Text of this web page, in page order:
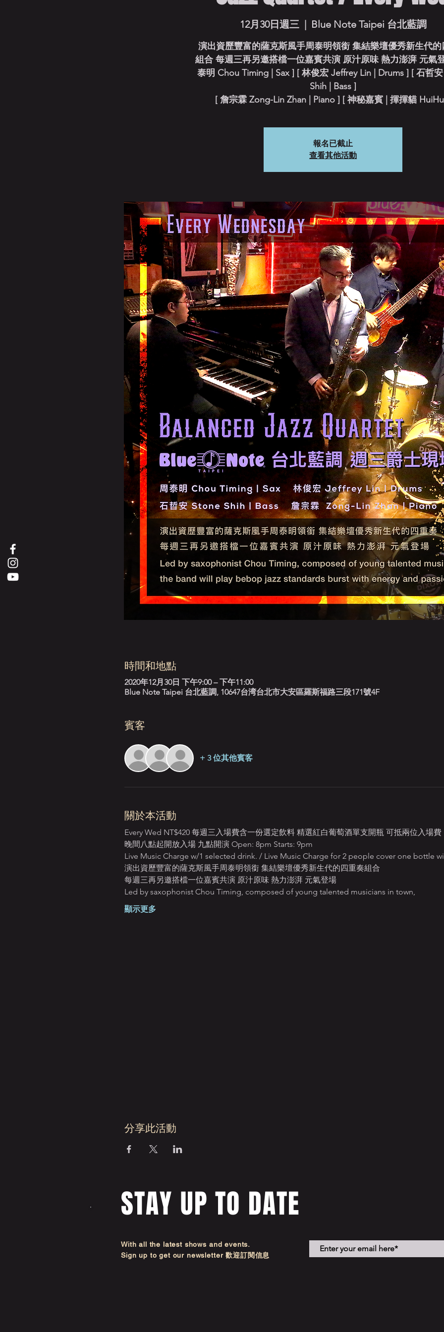
12月30日週三
  |
Blue Note Taipei 台北藍調
演出資歷豐富的薩克斯風手周泰明領銜 集結樂壇優秀新生代的
組合 每週三再另邀搭檔一位嘉賓共演 原汁原味 熱力澎湃 元氣
泰明 Chou Timing | Sax ] [ 林俊宏 Jeffrey Lin | Drums ] [ 石哲
Shih | Bass ]
[ 詹宗霖 Zong-Lin Zhan | Piano ] [ 神秘嘉賓 | 揮揮貓
報名已截止
查看其他活動
時間和地點
2020年12月30日 下午9:00 – 下午11:00
Blue Note Taipei 台北藍調, 10647台湾台北市大安區羅斯福路三段171號4F
賓客
+ 3 位其他賓客
關於本活動
Every Wed NT$420 每週三入場費含一份選定飲料 精選紅白葡萄酒單支開瓶 可抵兩位入場費
晚間八點起開放入場 九點開演 Open: 8pm Starts: 9pm
Live Music Charge w/1 selected drink. / Live Music Charge for 2 people cover one bottle
演出資歷豐富的薩克斯風手周泰明領銜 集結樂壇優秀新生代的四重奏組合
每週三再另邀搭檔一位嘉賓共演 原汁原味 熱力澎湃 元氣登場
Led by saxophonist Chou Timing, composed of young talented musicians in town,
顯示更多
分享此活動
STAY UP TO DATE
With all the latest shows and events.
Sign up to get our newsletter 歡迎訂閱信息